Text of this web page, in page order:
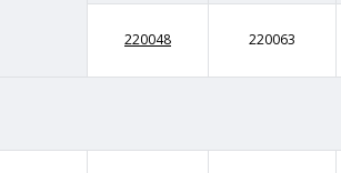
220048 220063